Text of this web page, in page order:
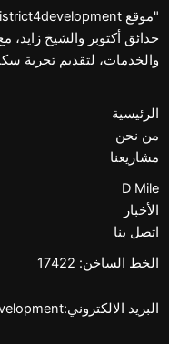
حدائق أكتوبر والشيخ زايد،
والخدمات، لتقديم تجربة
الرئيسية
من نحن
مشاريعنا
D Mile
الأخبار
اتصل بنا
الخط الساخن: 17422
البريد الالكتروني:info@district4development